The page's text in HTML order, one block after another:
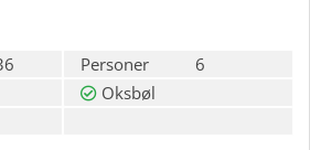
Personer
6
Oksbøl